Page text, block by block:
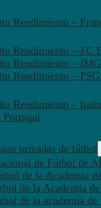
Rendimiento –
Rendimiento – FC
Rendimiento –
Rendimiento –
Rendimiento – Italia
Portugal
privadas de fútbol
de Fútbol de
de la Academia
de la Academia
de la academia